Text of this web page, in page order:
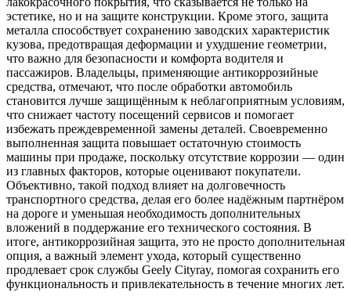
эстетике, но и на защите конструкции. Кроме этого, защита
металла способствует сохранению заводских характеристик
кузова, предотвращая деформации и ухудшение геометрии,
что важно для безопасности и комфорта водителя и
пассажиров. Владельцы, применяющие антикоррозийные
средства, отмечают, что после обработки автомобиль
становится лучше защищённым к неблагоприятным условиям,
что снижает частоту посещений сервисов и помогает
избежать преждевременной замены деталей. Своевременно
выполненная защита повышает остаточную стоимость
машины при продаже, поскольку отсутствие коррозии — один
из главных факторов, которые оценивают покупатели.
Объективно, такой подход влияет на долговечность
транспортного средства, делая его более надёжным партнёром
на дороге и уменьшая необходимость дополнительных
вложений в поддержание его технического состояния. В
итоге, антикоррозийная защита, это не просто дополнительная
опция, а важный элемент ухода, который существенно
продлевает срок службы Geely Cityray, помогая сохранить его
функциональность и привлекательность в течение многих лет.